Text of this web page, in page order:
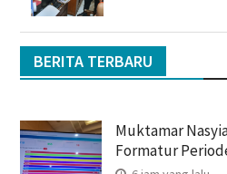
BERITA TERBARU
Muktamar
Formatur